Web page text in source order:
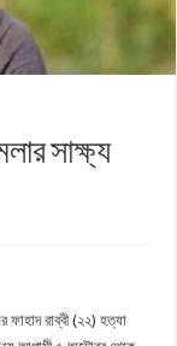
সাক্ষ্য
ফাহাদ রাব্বী (২২) হত্যা